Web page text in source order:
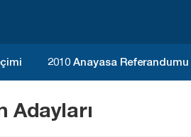
2010 Anayasa Referandumu
Adayları